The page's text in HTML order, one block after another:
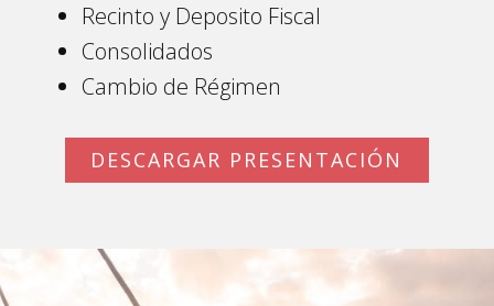
Recinto y Deposito Fiscal
Consolidados
Cambio de Régimen
DESCARGAR PRESENTACIÓN